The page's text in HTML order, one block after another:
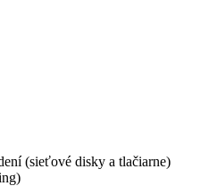
(sieťové disky a tlačiarne)